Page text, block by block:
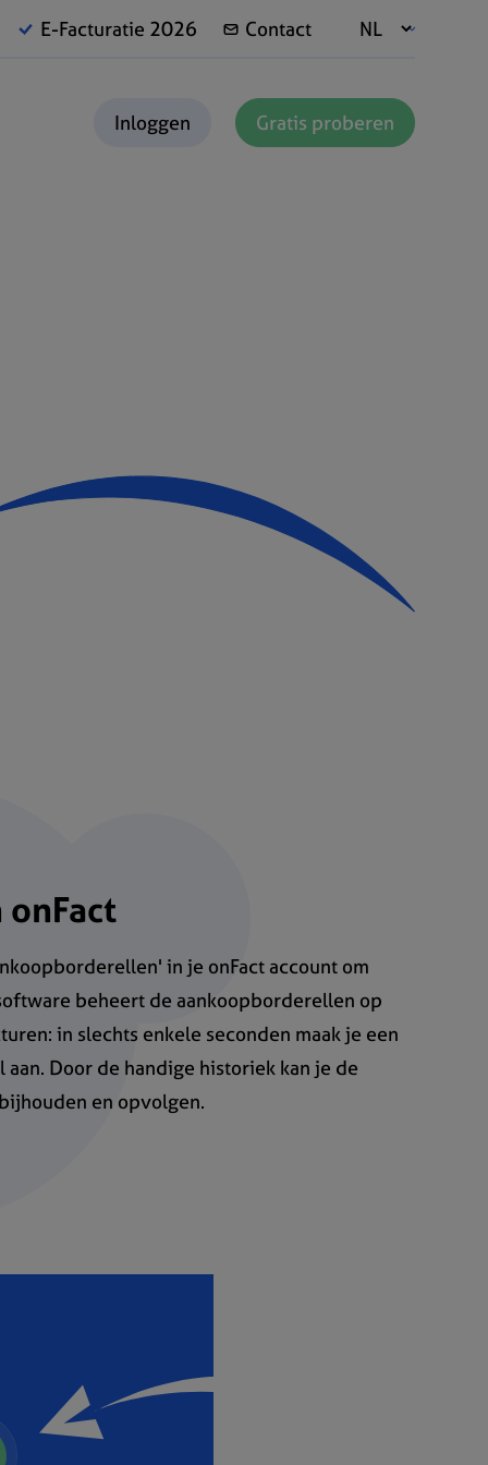
E-Facturatie 2026 Contact
Inloggen Gratis proberen
in je onFact account om
beheert de aankoopborderellen op
in slechts enkele seconden maak je een
Door de handige historiek kan je de
en opvolgen.